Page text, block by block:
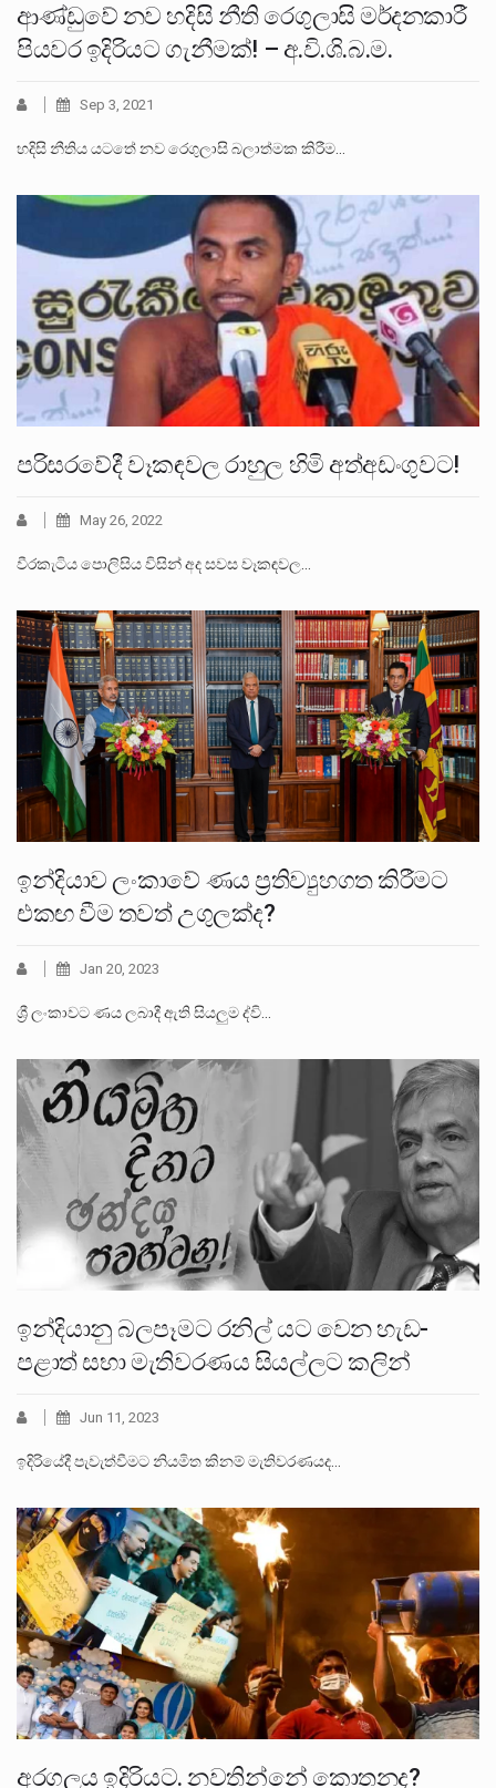
ආණ්ඩුවේ නව හදිසි නීති රෙගුලාසි මර්දනකාරී
පියවර ඉදිරියට ගැනීමක්! – අ.වි.ශි.බ.ම.
Sep 3, 2021
හදිසි නීතිය යටතේ නව රෙගුලාසි බලාත්මක කිරීම…
පරිසරවේදී වෑකඳවල රාහුල හිමි අත්අඩංගුවට!
May 26, 2022
වීරකැටිය පොලිසිය විසින් අද සවස වෑකඳවල…
ඉන්දියාව ලංකාවේ ණය ප්‍රතිව්‍යුහගත කිරීමට
එකඟ වීම තවත් උගුලක්ද?
Jan 20, 2023
ශ්‍රී ලංකාවට ණය ලබාදී ඇති සියලුම ද්වි…
ඉන්දියානු බලපෑමට රනිල් යට වෙන හැඩ-
පළාත් සභා මැතිවරණය සියල්ලට කලින්
Jun 11, 2023
ඉදිරියේදී පැවැත්වීමට නියමිත කිනම් මැතිවරණයද…
අරගලය ඉදිරියට. නවතින්නේ කොතනද?